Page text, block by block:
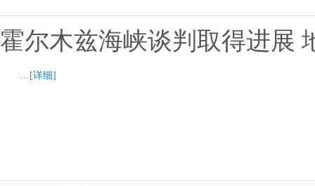
霍尔木兹海峡谈判取得进展
… [详细]